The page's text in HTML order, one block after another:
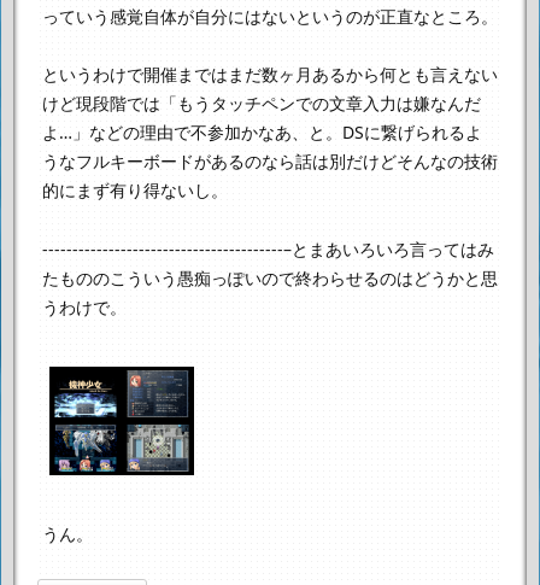
っていう感覚自体が自分にはないというのが正直なところ。
というわけで開催まではまだ数ヶ月あるから何とも言えない
けど現段階では「もうタッチペンでの文章入力は嫌なんだ
よ…」などの理由で不参加かなあ、と。 DSに繋げられるよ
うなフルキーボードがあるのなら話は別だけどそんなの技術
的にまず有り得ないし。
----------------------------------------–とまあいろいろ言ってはみ
たもののこういう愚痴っぽいので終わらせるのはどうかと思
うわけで。
うん。